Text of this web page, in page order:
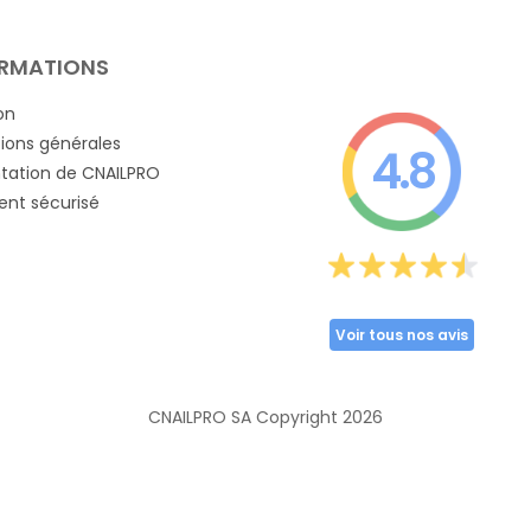
générales
de CNAILPRO
sécurisé
4.8
Voir tous nos avis
CNAILPRO SA Copyright 2026